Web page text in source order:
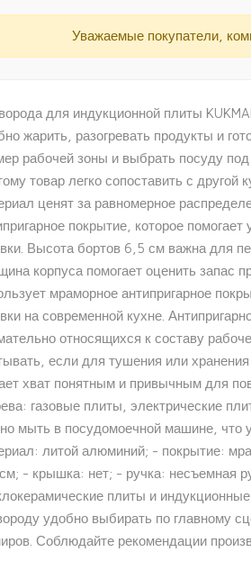
Уважаемые покупатели,
для индукционной плиты
жарить, разогревать продукты и
рабочей зоны и выбрать посуду
товар легко сопоставить с
ценят за равномерное
покрытие, которое
Высота бортов 6,5 см важна для
корпуса помогает оценить запас
мраморное антипригарное
на современной кухне.
относящихся к составу
если для тушения или
хват понятным и привычным для
газовые плиты, электрические
мыть в посудомоечной машине, что
литой алюминий; - покрытие:
- крышка: нет; - ручка: несъемная
плиты и
удобно выбирать по главному
Соблюдайте рекомендации